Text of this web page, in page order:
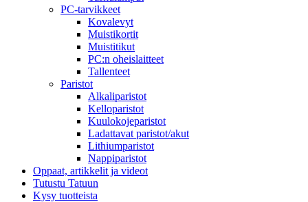
PC-tarvikkeet
Kovalevyt
Muistikortit
Muistitikut
PC:n oheislaitteet
Tallenteet
Paristot
Alkaliparistot
Kelloparistot
Kuulokojeparistot
Ladattavat paristot/akut
Lithiumparistot
Nappiparistot
Oppaat, artikkelit ja videot
Tutustu Tatuun
Kysy tuotteista